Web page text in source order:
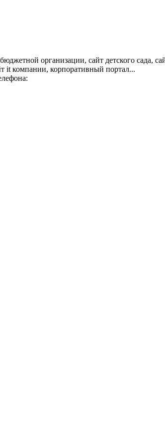
организации, сайт детского сада,
it компании, корпоративный портал...